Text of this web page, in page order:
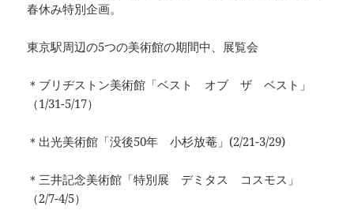
春休み特別企画。
東京駅周辺の5つの美術館の期間中、展覧会
＊ブリヂストン美術館「ベスト オブ ザ ベスト」
（1/31-5/17）
＊出光美術館「没後50年 小杉放菴」(2/21-3/29)
＊三井記念美術館「特別展 デミタス コスモス」
（2/7-4/5）